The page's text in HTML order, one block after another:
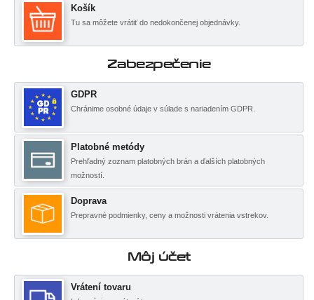
Košík
Tu sa môžete vrátiť do nedokončenej objednávky.
Zabezpečenie
GDPR
Chránime osobné údaje v súlade s nariadením GDPR.
Platobné metódy
Prehľadný zoznam platobných brán a ďalších platobných
možností.
Doprava
Prepravné podmienky, ceny a možnosti vrátenia vstrekov.
Môj účet
Vrátení tovaru